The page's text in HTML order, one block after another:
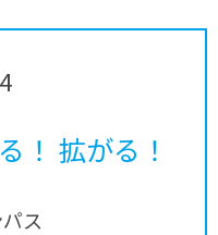
！ 拡がる！
ス